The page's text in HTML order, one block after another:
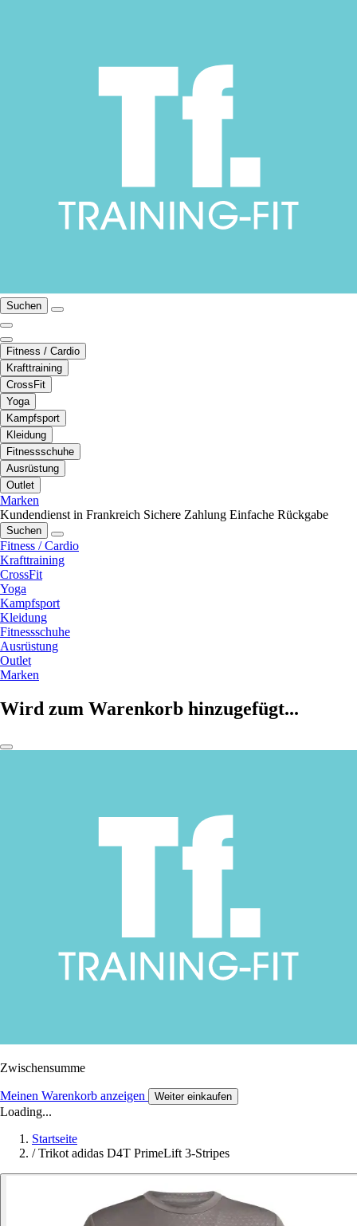
Suchen
Fitness / Cardio
Krafttraining
CrossFit
Yoga
Kampfsport
Kleidung
Fitnessschuhe
Ausrüstung
Outlet
Marken
Kundendienst in Frankreich Sichere Zahlung Einfache Rückgabe
Suchen
Fitness / Cardio
Krafttraining
CrossFit
Yoga
Kampfsport
Kleidung
Fitnessschuhe
Ausrüstung
Outlet
Marken
Wird zum Warenkorb hinzugefügt...
Zwischensumme
Meinen Warenkorb anzeigen Weiter einkaufen
Loading...
Startseite
/ Trikot adidas D4T PrimeLift 3-Stripes